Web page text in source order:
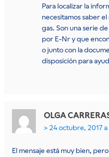
Para localizar la
necesitamos saber
gas. Son una serie
por E-Nr y que
o junto con la
disposición para
OLGA
24 octubre, 2017 a
El mensaje está muy bien,